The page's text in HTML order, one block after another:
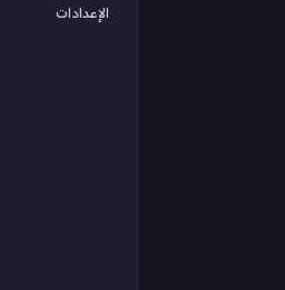
الإعدادات